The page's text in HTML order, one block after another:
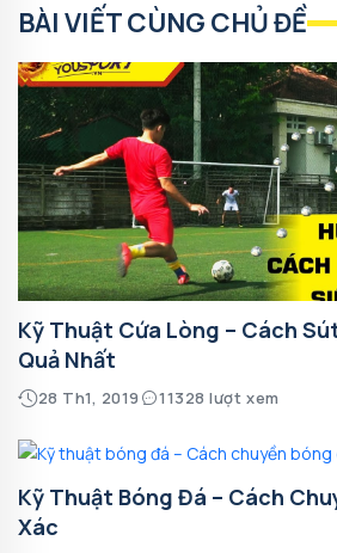
BÀI VIẾT CÙNG CHỦ ĐỀ
Kỹ Thuật Cứa Lòng – Cách
Quả Nhất
28 Th1, 2019 11328 lượt xem
Kỹ Thuật Bóng Đá – Cách
Xác